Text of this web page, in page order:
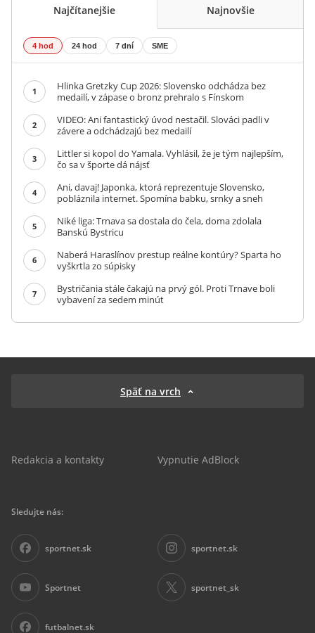
Najčítanejšie Najnovšie
4 hod 24 hod 7 dní SME
1
Hlinka Gretzky Cup 2026: Slovensko odchádza bez
medailí, v zápase o bronz prehralo s Fínskom
2
VIDEO: Ani fantastický úvod nestačil. Slováci padli v
závere a odchádzajú bez medailí
3
Littler si kopol do Yamala. Vyhlásil, že je tým najlepším,
čo sa v športe dá nájsť
4
Ani, davaj! Japonka, ktorá reprezentuje Slovensko,
pobláznila internet. Spomína babku, srnky a sneh
5
Niké liga: Trnava sa dostala do čela, doma zdolala
Banskú Bystricu
6
Naberá Haraslínov prestup reálne kontúry? Sparta ho
vyškrtla zo súpisky
7
Bystričania stále čakajú na prvý gól. Proti Trnave boli
vybavení za sedem minút
Späť na vrch
Redakcia a kontakty Vypnutie AdBlock
Sledujte nás:
sportnet.sk sportnet.sk
Sportnet sportnet_sk
futbalnet.sk